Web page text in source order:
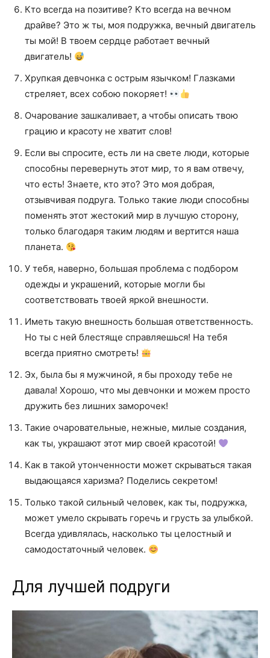
Кто всегда на позитиве? Кто всегда на вечном
драйве? Это ж ты, моя подружка, вечный двигатель
ты мой! В твоем сердце работает вечный
двигатель!
Хрупкая девчонка с острым язычком! Глазками
стреляет, всех собою покоряет!
Очарование зашкаливает, а чтобы описать твою
грацию и красоту не хватит слов!
Если вы спросите, есть ли на свете люди, которые
способны перевернуть этот мир, то я вам отвечу,
что есть! Знаете, кто это? Это моя добрая,
отзывчивая подруга. Только такие люди способны
поменять этот жестокий мир в лучшую сторону,
только благодаря таким людям и вертится наша
планета.
У тебя, наверно, большая проблема с подбором
одежды и украшений, которые могли бы
соответствовать твоей яркой внешности.
Иметь такую внешность большая ответственность.
Но ты с ней блестяще справляешься! На тебя
всегда приятно смотреть!
Эх, была бы я мужчиной, я бы проходу тебе не
давала! Хорошо, что мы девчонки и можем просто
дружить без лишних заморочек!
Такие очаровательные, нежные, милые создания,
как ты, украшают этот мир своей красотой!
Как в такой утонченности может скрываться такая
выдающаяся харизма? Поделись секретом!
Только такой сильный человек, как ты, подружка,
может умело скрывать горечь и грусть за улыбкой.
Всегда удивлялась, насколько ты целостный и
самодостаточный человек.
Для лучшей подруги